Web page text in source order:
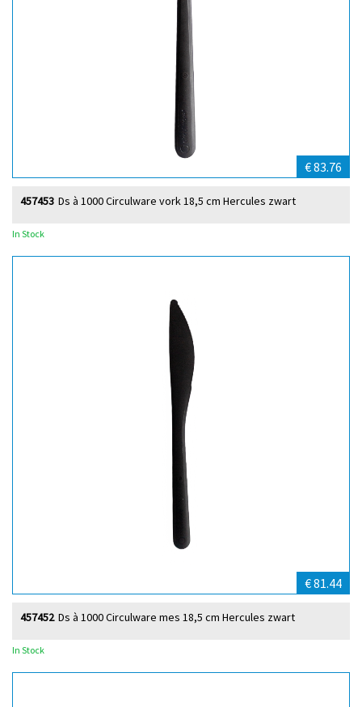
€ 83.76
Ds à 1000 Circulware vork 18,5 cm Hercules zwart
457453
In Stock
€ 81.44
Ds à 1000 Circulware mes 18,5 cm Hercules zwart
457452
In Stock